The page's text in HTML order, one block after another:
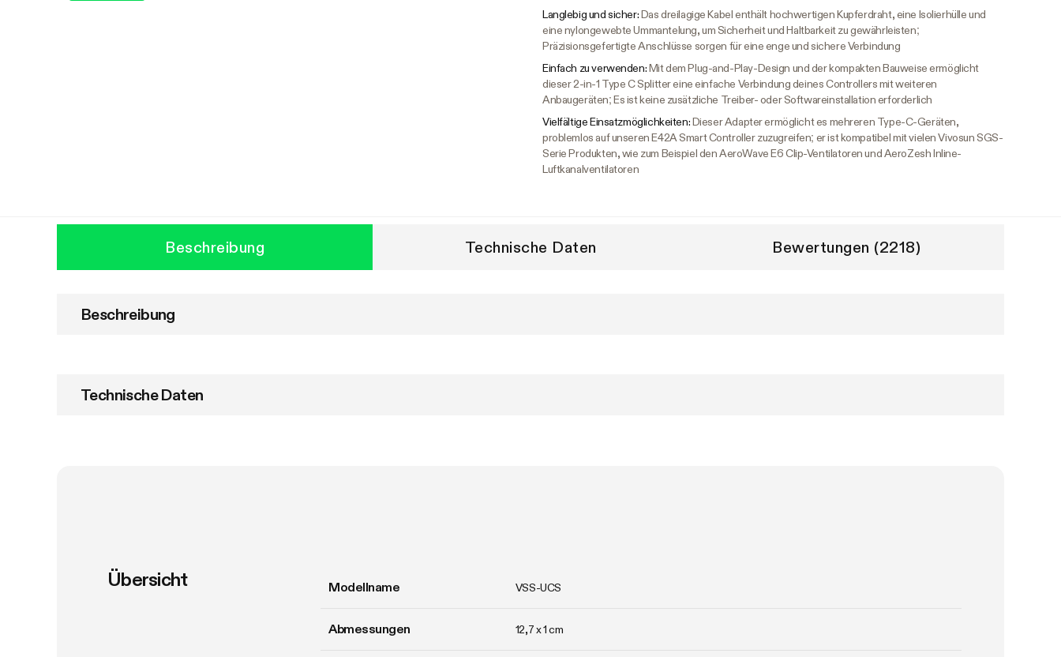
Langlebig und sicher:Das dreilagige Kabel enthält hochwertigen Kupferdraht, eine Isolierhülle und
eine nylongewebte Ummantelung, um Sicherheit und Haltbarkeit zu gewährleisten;
Präzisionsgefertigte Anschlüsse sorgen für eine enge und sichere Verbindung
Einfach zu verwenden:Mit dem Plug-and-Play-Design und der kompakten Bauweise ermöglicht
dieser 2-in-1 Type C Splitter eine einfache Verbindung deines Controllers mit weiteren
Anbaugeräten; Es ist keine zusätzliche Treiber- oder Softwareinstallation erforderlich
Vielfältige Einsatzmöglichkeiten:Dieser Adapter ermöglicht es mehreren Type-C-Geräten,
problemlos auf unseren E42A Smart Controller zuzugreifen; er ist kompatibel mit vielen Vivosun SGS-
Serie Produkten, wie zum Beispiel den AeroWave E6 Clip-Ventilatoren und AeroZesh Inline-
Luftkanalventilatoren
Beschreibung Technische Daten Bewertungen (2218)
Beschreibung
Technische Daten
Übersicht Modellname VSS-UCS
Abmessungen 12,7 x 1 cm